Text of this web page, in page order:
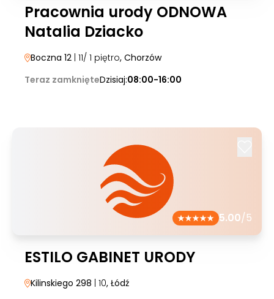
Pracownia urody ODNOWA
Natalia Dziacko
Boczna 12 | 11/ 1 piętro, Chorzów
Teraz zamknięteDzisiaj:08:00-16:00
5.00/5
ESTILO GABINET URODY
Kilinskiego 298 | 10, Łódź